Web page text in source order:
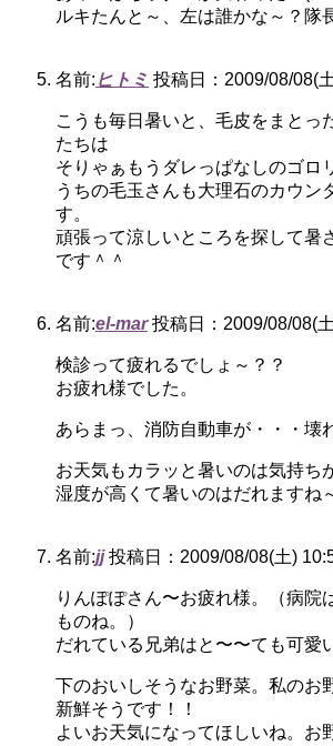
ルキたんと～、左は誰かな～？隊
名前: ヒトミ 投稿日：2009/08/08(
こうも毎日暑いと、毛皮をまとっ
たちは
そりゃぁもうダレっぱなしのゴロ
うちの毛玉さんも大理石のカウン
す。
頑張って涼しいところを探して暑
です＾＾
名前:el-mar 投稿日：2009/08/08(
検診って疲れるでしょ～？？
お疲れ様でした。
あらまっ、消防自動車が・・・壊
お天気もカラッと暑いのは気持ち
湿度が高くて暑いのはだれますね
名前:jj 投稿日：2009/08/08(土)
りんぽぽさん〜お疲れ様。（病院
ものね。）
だれている兄弟はと〜〜ても可愛
下のおいしそうなお野菜。私のお
新鮮そうです！！
よいお天気になってほしいね。お